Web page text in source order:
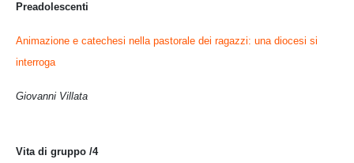
Preadolescenti
Animazione e catechesi nella pastorale dei ragazzi: una diocesi si
interroga
Giovanni Villata
Vita di gruppo /4